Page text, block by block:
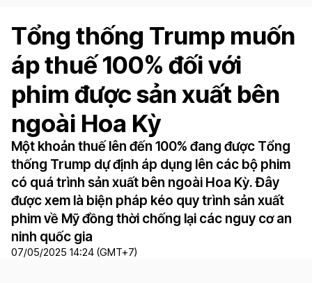
Tổng thống Trump muốn
áp thuế 100% đối với
phim được sản xuất bên
ngoài Hoa Kỳ
Một khoản thuế lên đến 100% đang được Tổng
thống Trump dự định áp dụng lên các bộ phim
có quá trình sản xuất bên ngoài Hoa Kỳ. Đây
được xem là biện pháp kéo quy trình sản xuất
phim về Mỹ đồng thời chống lại các nguy cơ an
ninh quốc gia
07/05/2025 14:24 (GMT+7)